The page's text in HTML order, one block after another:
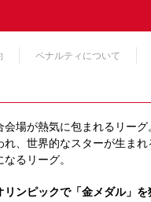
ペナルティについて
場が熱気に包まれるリーグ
、世界的なスターが生まれ
るリーグ。
ンピックで「金メダル」を